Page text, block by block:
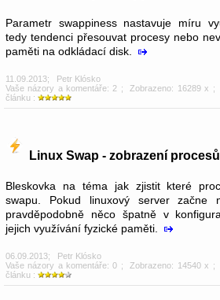
Parametr swappiness nastavuje míru
tedy tendenci přesouvat procesy nebo
paměti na odkládací disk.
11.09.2013; Petr Klósko
Vaše názory a komentáře: 2 ; Zobrazeno: 16289 x
článku :
Linux Swap - zobrazení procesů
Bleskovka na téma jak zjistit které
swapu. Pokud linuxový server začne
pravděpodobně něco špatně v
jejich využívání fyzické paměti.
06.09.2013; Petr Klósko
Vaše názory a komentáře: 0 ; Zobrazeno: 14540 x
článku :